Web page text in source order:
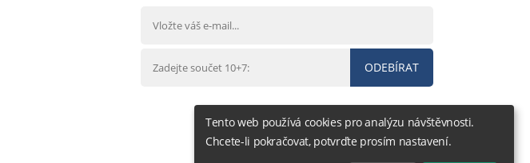
ODEBÍRAT
Tento web používá cookies pro analýzu návštěvnosti.
Chcete-li pokračovat, potvrďte prosím nastavení.